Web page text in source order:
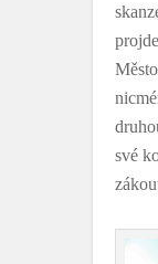
své